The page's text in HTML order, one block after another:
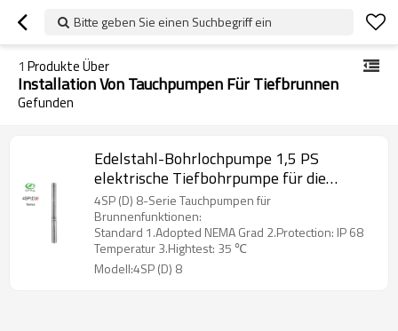
Bitte geben Sie einen Suchbegriff ein
1 Produkte Über
Installation Von Tauchpumpen Für Tiefbrunnen
Gefunden
Edelstahl-Bohrlochpumpe 1,5 PS
elektrische Tiefbohrpumpe für die
Bewässerung
4SP (D) 8-Serie Tauchpumpen für
Brunnenfunktionen:
Standard 1.Adopted NEMA Grad 2.Protection: IP 68
Temperatur 3.Hightest: 35 ℃
Modell:4SP (D) 8